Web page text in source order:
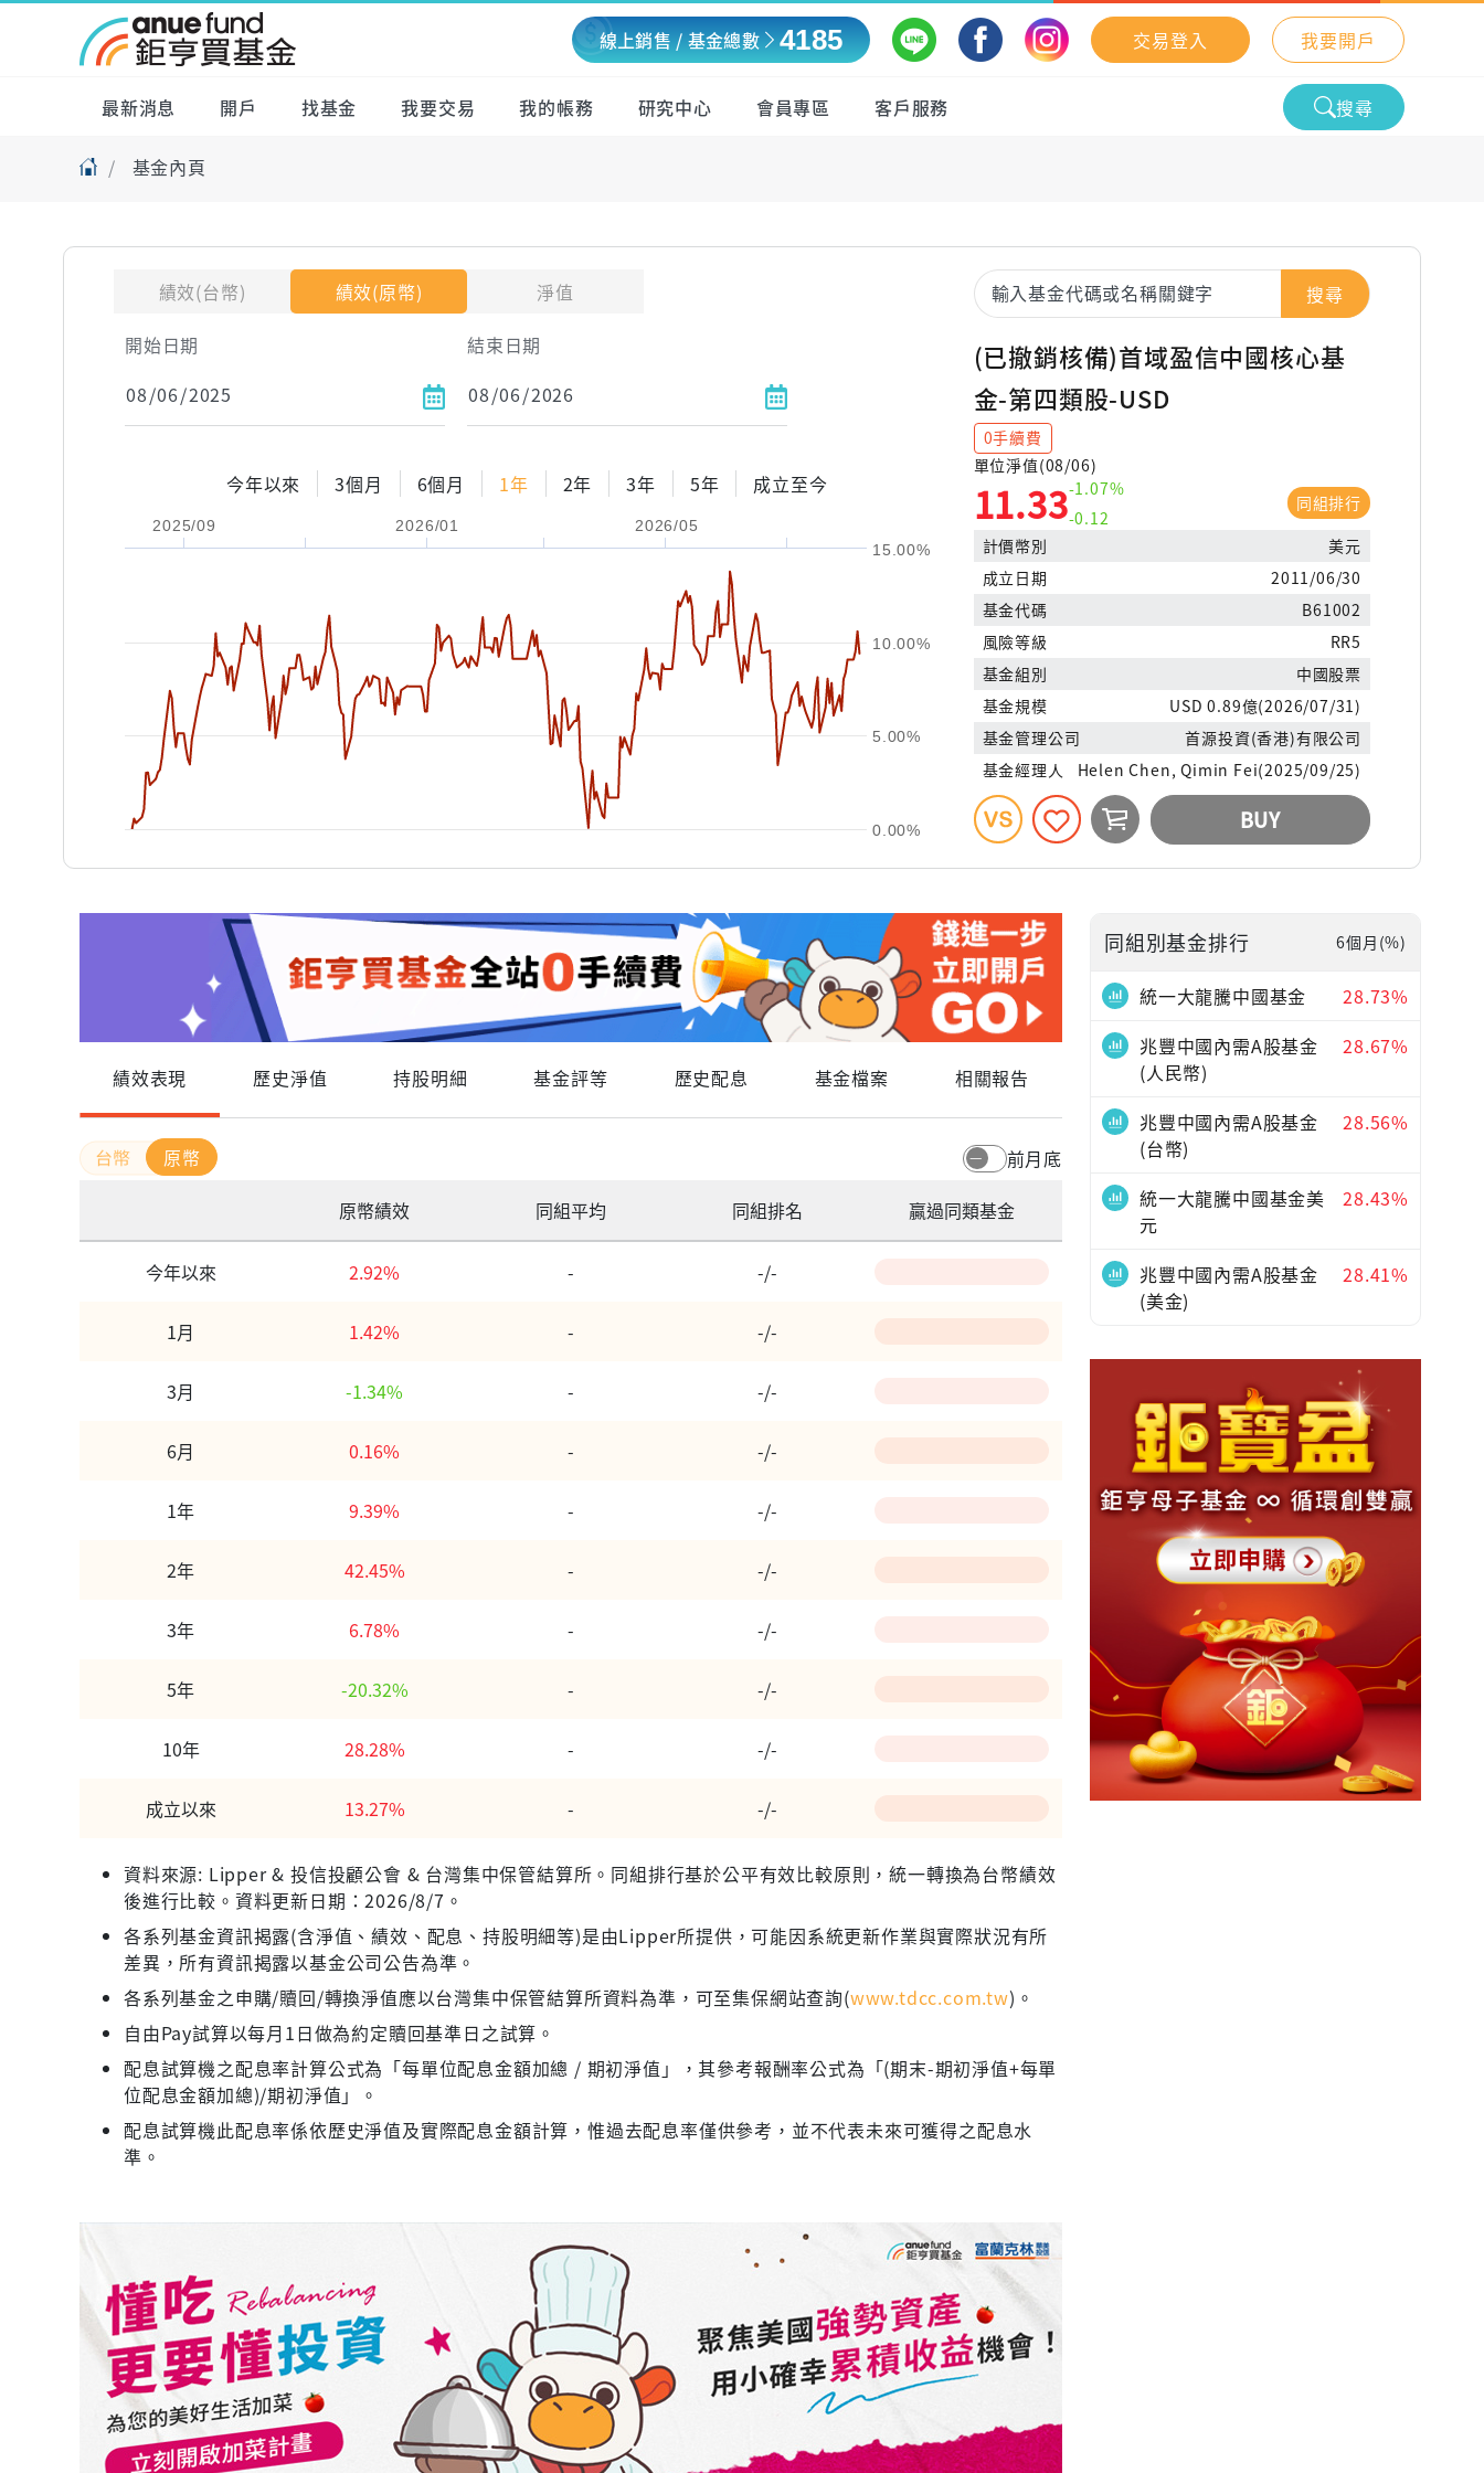
線上銷售 / 基金總數 4185 交易登入 我要開戶
最新消息 開戶 找基金 我要交易 我的帳務 研究中心 會員專區 客戶服務 搜尋
基金內頁
績效(台幣) 績效(原幣)
淨值
開始日期
結束日期
今年以來 3個月 6個月 1年 2年 3年 5年 成立至今
2025/09 2026/01 2026/05
0.00%
5.00%
10.00%
15.00%
搜尋
(已撤銷核備)首域盈信中國核心基
金-第四類股-USD
0手續費
單位淨值(08/06)
11.33-1.07%
-0.12
同組排行
計價幣別
美元
成立日期
2011/06/30
基金代碼
B61002
風險等級
RR5
基金組別
中國股票
基金規模
USD 0.89億(2026/07/31)
基金管理公司
首源投資(香港)有限公司
基金經理人
Helen Chen, Qimin Fei(2025/09/25)
BUY
績效表現 歷史淨值 持股明細 基金評等 歷史配息 基金檔案 相關報告
原幣
—
前月底
原幣績效
同組平均 同組排名 贏過同類基金
今年以來 2.92% - -/-
1月 1.42% - -/-
3月 -1.34% - -/-
6月 0.16% - -/-
1年 9.39% - -/-
2年 42.45% - -/-
3年 6.78% - -/-
5年 -20.32% - -/-
10年 28.28% - -/-
成立以來 13.27% - -/-
資料來源: Lipper & 投信投顧公會 & 台灣集中保管結算所。同組排行基於公平有效比較原則，統一轉換為台幣績效
後進行比較。資料更新日期：2026/8/7。
各系列基金資訊揭露(含淨值、績效、配息、持股明細等)是由Lipper所提供，可能因系統更新作業與實際狀況有所
差異，所有資訊揭露以基金公司公告為準。
各系列基金之申購/贖回/轉換淨值應以台灣集中保管結算所資料為準，可至集保網站查詢(www.tdcc.com.tw)。
自由Pay試算以每月1日做為約定贖回基準日之試算。
配息試算機之配息率計算公式為「每單位配息金額加總 / 期初淨值」，其參考報酬率公式為「(期末-期初淨值+每單
位配息金額加總)/期初淨值」。
配息試算機此配息率係依歷史淨值及實際配息金額計算，惟過去配息率僅供參考，並不代表未來可獲得之配息水
準。
同組別基金排行 6個月(%)
統一大龍騰中國基金
28.73%
兆豐中國內需A股基金
(人民幣)
28.67%
兆豐中國內需A股基金
(台幣)
28.56%
統一大龍騰中國基金美
元
28.43%
兆豐中國內需A股基金
(美金)
28.41%